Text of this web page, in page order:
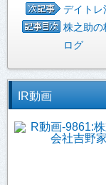
デイトレ
株之助の
ログ
IR動画